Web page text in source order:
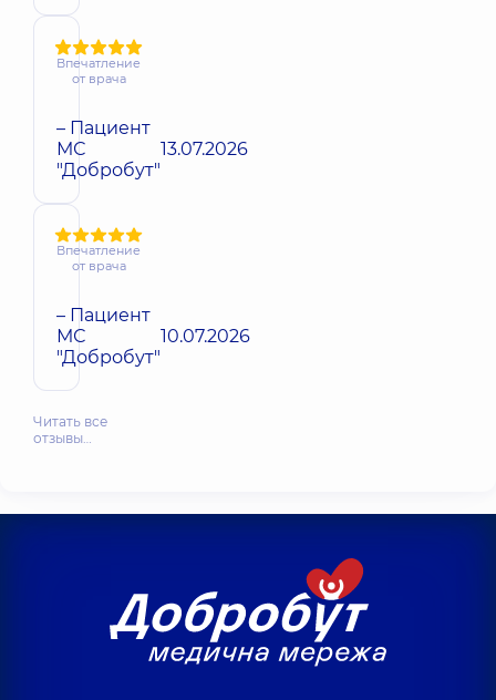
Впечатление
от врача
– Пациент
МС
"Добробут"
13.07.2026
Впечатление
от врача
– Пациент
МС
"Добробут"
10.07.2026
Читать все
отзывы…